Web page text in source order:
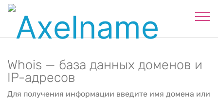
Whois — база данных доменов и
IP-адресов
Для получения информации введите имя домена или